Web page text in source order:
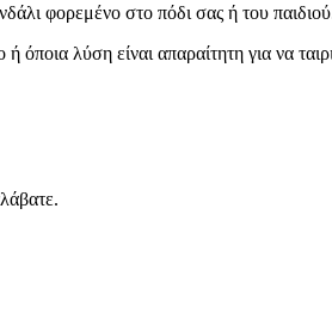
φορεμένο στο πόδι σας ή του
λύση είναι απαραίτητη για να